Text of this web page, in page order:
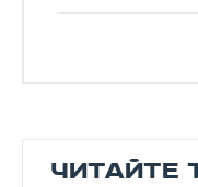
ЧИТАЙТЕ